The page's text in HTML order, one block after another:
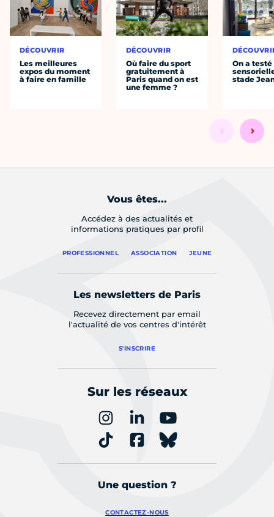
DÉCOUVRIR
Les meilleures
expos du moment
à faire en famille
DÉCOUVRIR
Où faire du sport
gratuitement à
Paris quand on est
une femme ?
On a
stade
Vous êtes...
Accédez à des actualités et
informations pratiques par profil
PROFESSIONNEL ASSOCIATION JEUNE
Les newsletters de Paris
Recevez directement par email
l'actualité de vos centres d'intérêt
S'INSCRIRE
Sur les réseaux
Une question ?
CONTACTEZ-NOUS